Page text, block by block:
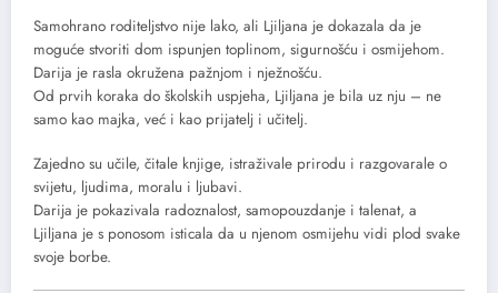
Samohrano roditeljstvo nije lako, ali Ljiljana je dokazala da je
moguće stvoriti dom ispunjen toplinom, sigurnošću i osmijehom.
Darija je rasla okružena pažnjom i nježnošću.
Od prvih koraka do školskih uspjeha, Ljiljana je bila uz nju – ne
samo kao majka, već i kao prijatelj i učitelj.
Zajedno su učile, čitale knjige, istraživale prirodu i razgovarale o
svijetu, ljudima, moralu i ljubavi.
Darija je pokazivala radoznalost, samopouzdanje i talenat, a
Ljiljana je s ponosom isticala da u njenom osmijehu vidi plod svake
svoje borbe.